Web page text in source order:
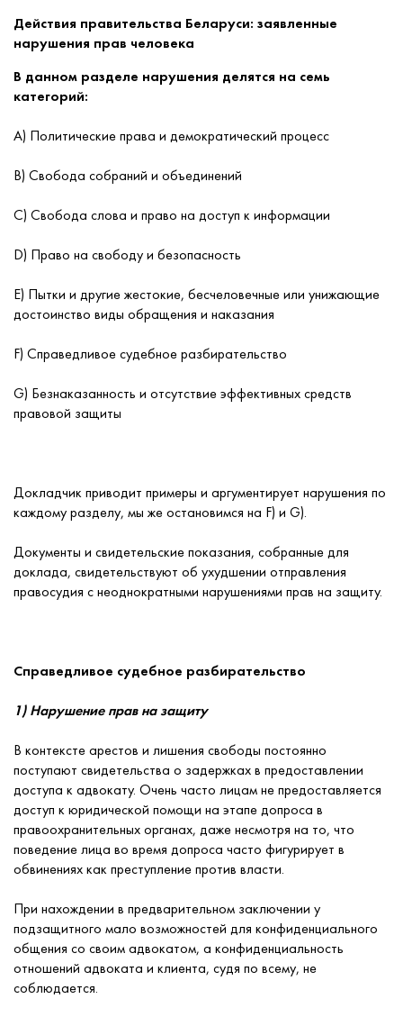
Действия правительства Беларуси: заявленные
нарушения прав человека
В данном разделе нарушения делятся на семь
категорий:
А) Политические права и демократический процесс
В) Свобода собраний и объединений
С) Свобода слова и право на доступ к информации
D) Право на свободу и безопасность
Е) Пытки и другие жестокие, бесчеловечные или унижающие
достоинство виды обращения и наказания
F) Справедливое судебное разбирательство
G) Безнаказанность и отсутствие эффективных средств
правовой защиты
Докладчик приводит примеры и аргументирует нарушения по
каждому разделу, мы же остановимся на F) и G).
Документы и свидетельские показания, собранные для
доклада, свидетельствуют об ухудшении отправления
правосудия с неоднократными нарушениями прав на защиту.
Справедливое судебное разбирательство
1) Нарушение прав на защиту
В контексте арестов и лишения свободы постоянно
поступают свидетельства о задержках в предоставлении
доступа к адвокату. Очень часто лицам не предоставляется
доступ к юридической помощи на этапе допроса в
правоохранительных органах, даже несмотря на то, что
поведение лица во время допроса часто фигурирует в
обвинениях как преступление против власти.
При нахождении в предварительном заключении у
подзащитного мало возможностей для конфиденциального
общения со своим адвокатом, а конфиденциальность
отношений адвоката и клиента, судя по всему, не
соблюдается.